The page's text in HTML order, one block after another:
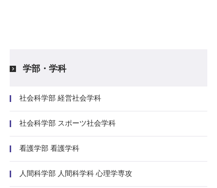
学部・学科
社会科学部 経営社会学科
社会科学部 スポーツ社会学科
看護学部 看護学科
人間科学部 人間科学科 心理学専攻